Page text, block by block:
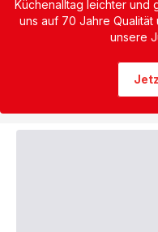
Küchenalltag leichter und
uns auf 70 Jahre
unsere